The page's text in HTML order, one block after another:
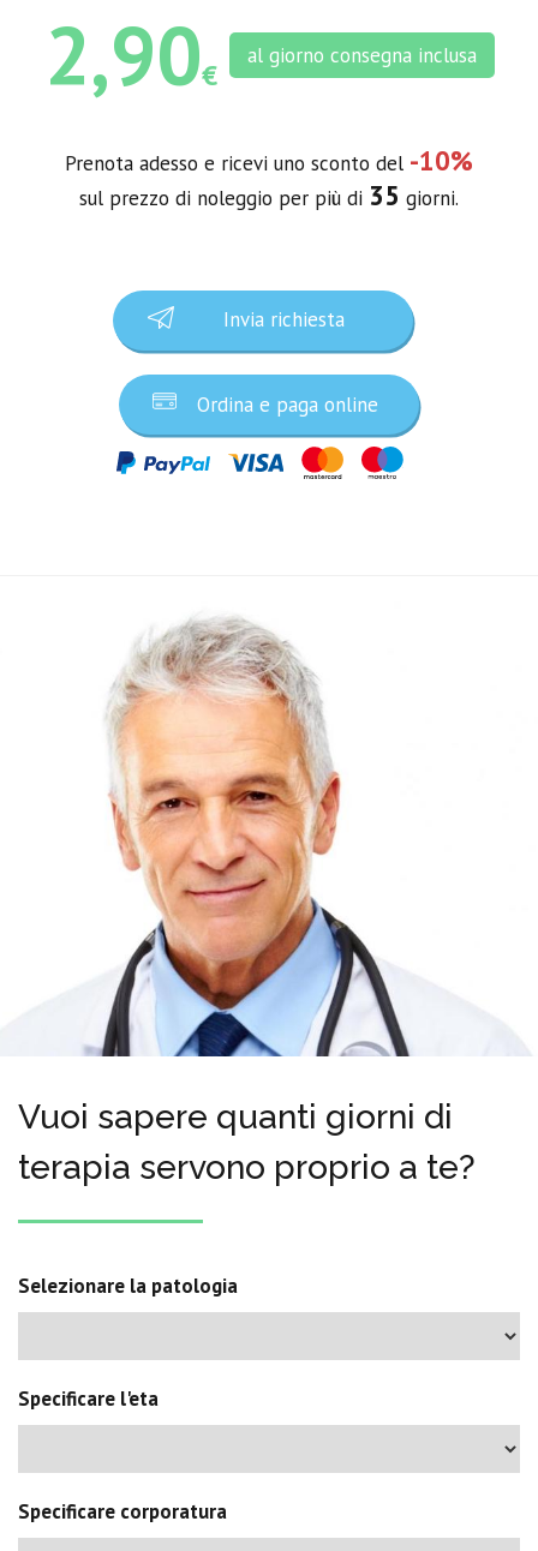
2,90€
al giorno consegna inclusa
Prenota adesso e ricevi uno sconto del -10%
sul prezzo di noleggio per più di 35 giorni.
Invia richiesta
Ordina e paga online
Vuoi sapere quanti giorni di
terapia servono proprio a te?
Selezionare la patologia
Specificare l'eta
Specificare corporatura